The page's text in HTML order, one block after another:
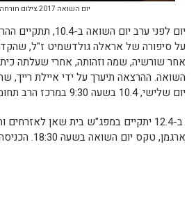
יום השואה 2017.צילום חורחה נובומינסקי
יום לפני ערב יום
על סיפורה של אראלה גולדשמיט ז"ל,
אחר שורשיה, שמה וזהותה, אחרי שעלתה
השואה. ההרצאה תיערך על ידי איילת רייך,
יום שלישי, 10.4 בשעה 9:30 במרכז הרב תחומי ברחוב עמק דותן 49.
ב-12.4 יתקיים במפג"ש בית שאן
ארגמן, טקס יום השואה בשעה 18:30. הכניסה חופשית.